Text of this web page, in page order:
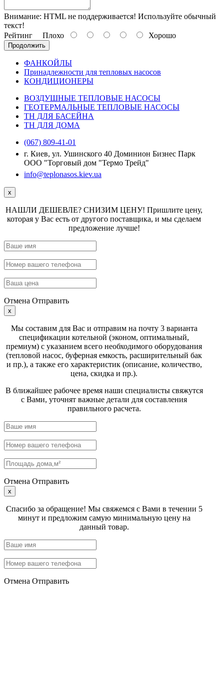
Внимание: HTML не поддерживается! Используйте обычный
текст!
Рейтинг Плохо Хорошо
Продолжить
ФАНКОЙЛЫ
Принадлежности для тепловых насосов
КОНДИЦИОНЕРЫ
ВОЗДУШНЫЕ ТЕПЛОВЫЕ НАСОСЫ
ГЕОТЕРМАЛЬНЫЕ ТЕПЛОВЫЕ НАСОСЫ
ТН ДЛЯ БАСЕЙНА
ТН ДЛЯ ДОМА
(067) 809-41-01
г. Киев, ул. Ушинского 40 Доминион Бизнес Парк
ООО "Торговый дом "Термо Трейд"
info@teplonasos.kiev.ua
x
НАШЛИ ДЕШЕВЛЕ? СНИЗИМ ЦЕНУ! Пришлите цену,
которая у Вас есть от другого поставщика, и мы сделаем
предложение лучше!
Отмена Отправить
x
Мы составим для Вас и отправим на почту 3 варианта
спецификации котельной (эконом, оптимальный,
премиум) с указанием всего необходимого оборудования
(тепловой насос, буферная емкость, расширительный бак
и пр.), а также его характеристик (описание, количество,
цена, скидка и пр.).
В ближайшее рабочее время наши специалисты свяжутся
с Вами, уточнят важные детали для составления
правильного расчета.
Отмена Отправить
x
Спасибо за обращение! Мы свяжемся с Вами в течении 5
минут и предложим самую минимальную цену на
данный товар.
Отмена Отправить